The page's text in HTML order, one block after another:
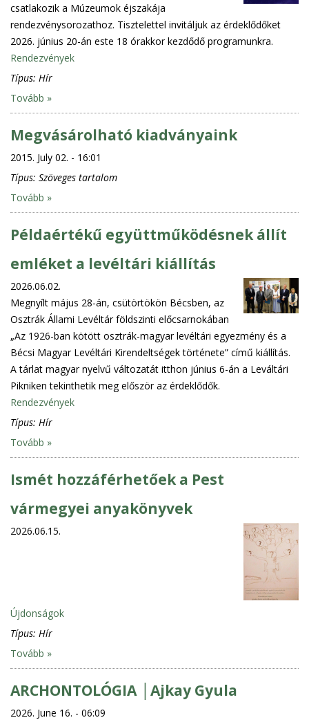
csatlakozik a Múzeumok éjszakája
rendezvénysorozathoz. Tisztelettel invitáljuk az érdeklődőket
2026. június 20-án este 18 órakkor kezdődő programunkra.
Rendezvények
Típus: Hír
Tovább »
Megvásárolható kiadványaink
2015. July 02. - 16:01
Típus: Szöveges tartalom
Tovább »
Példaértékű együttműködésnek állít
emléket a levéltári kiállítás
2026.06.02.
Megnyílt május 28-án, csütörtökön Bécsben, az
Osztrák Állami Levéltár földszinti előcsarnokában
„Az 1926-ban kötött osztrák-magyar levéltári egyezmény és a
Bécsi Magyar Levéltári Kirendeltségek története” című kiállítás.
A tárlat magyar nyelvű változatát itthon június 6-án a Leváltári
Pikniken tekinthetik meg először az érdeklődők.
Rendezvények
Típus: Hír
Tovább »
Ismét hozzáférhetőek a Pest
vármegyei anyakönyvek
2026.06.15.
Újdonságok
Típus: Hír
Tovább »
ARCHONTOLÓGIA │Ajkay Gyula
2026. June 16. - 06:09